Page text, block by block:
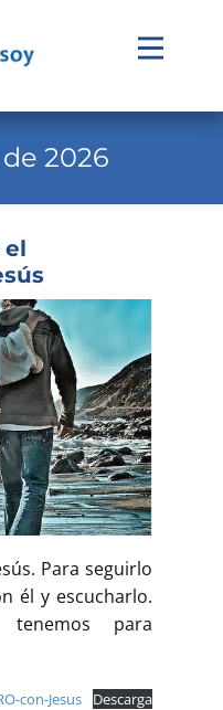
2026
el
Para seguirlo
él y escucharlo.
tenemos para
con-Jesus Descarga